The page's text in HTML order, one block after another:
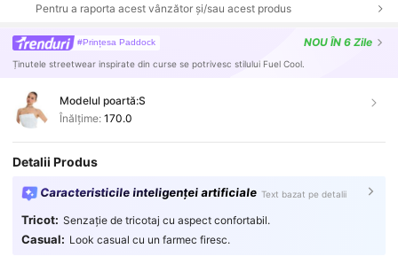
Pentru a raporta acest vânzător și/sau acest produs
#Prințesa Paddock NOU ÎN 6 Zile
Ținutele streetwear inspirate din curse se potrivesc stilului Fuel Cool.
Modelul poartă:S
Înălțime: 170.0
Detalii Produs
Caracteristicile inteligenței artificiale Text bazat pe detalii
Tricot: Senzație de tricotaj cu aspect confortabil.
Casual: Look casual cu un farmec firesc.